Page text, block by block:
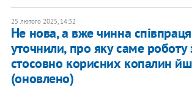
25 лютого 2025, 14:32
Не нова, а вже чинна
уточнили, про яку саме роботу
стосовно корисних копалин
(оновлено)